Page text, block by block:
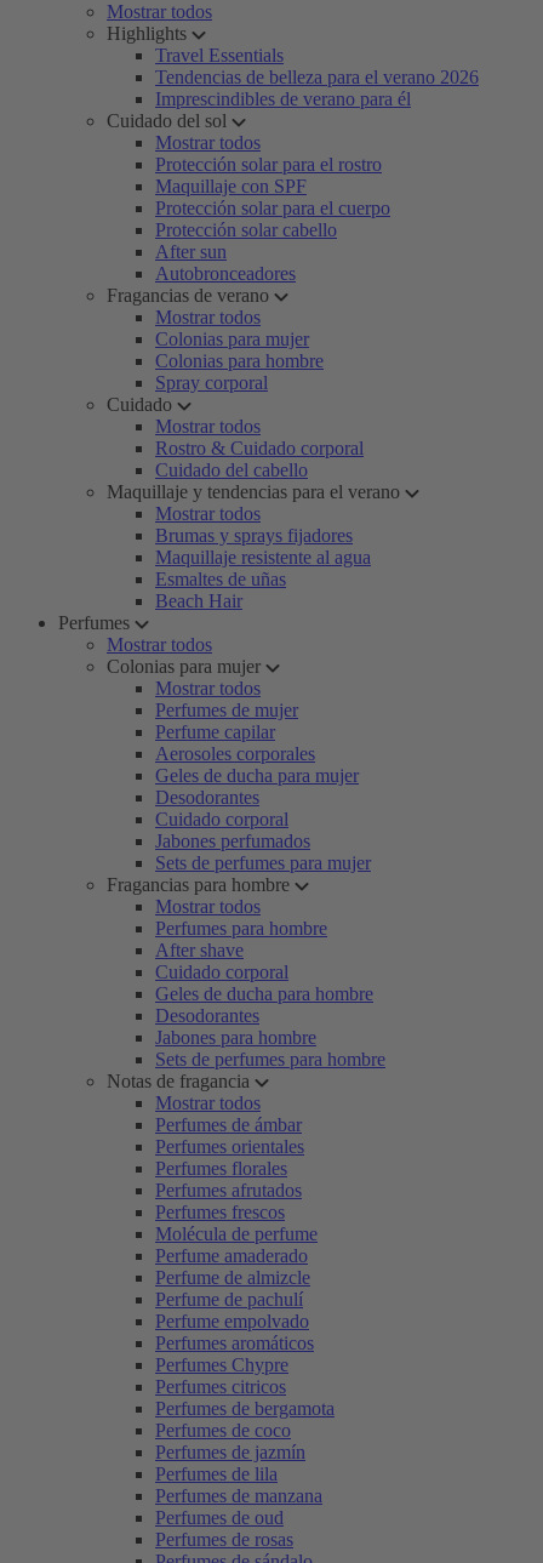
Mostrar todos
Highlights
Travel Essentials
Tendencias de belleza para el verano 2026
Imprescindibles de verano para él
Cuidado del sol
Mostrar todos
Protección solar para el rostro
Maquillaje con SPF
Protección solar para el cuerpo
Protección solar cabello
After sun
Autobronceadores
Fragancias de verano
Mostrar todos
Colonias para mujer
Colonias para hombre
Spray corporal
Cuidado
Mostrar todos
Rostro & Cuidado corporal
Cuidado del cabello
Maquillaje y tendencias para el verano
Mostrar todos
Brumas y sprays fijadores
Maquillaje resistente al agua
Esmaltes de uñas
Beach Hair
Perfumes
Mostrar todos
Colonias para mujer
Mostrar todos
Perfumes de mujer
Perfume capilar
Aerosoles corporales
Geles de ducha para mujer
Desodorantes
Cuidado corporal
Jabones perfumados
Sets de perfumes para mujer
Fragancias para hombre
Mostrar todos
Perfumes para hombre
After shave
Cuidado corporal
Geles de ducha para hombre
Desodorantes
Jabones para hombre
Sets de perfumes para hombre
Notas de fragancia
Mostrar todos
Perfumes de ámbar
Perfumes orientales
Perfumes florales
Perfumes afrutados
Perfumes frescos
Molécula de perfume
Perfume amaderado
Perfume de almizcle
Perfume de pachulí
Perfume empolvado
Perfumes aromáticos
Perfumes Chypre
Perfumes citricos
Perfumes de bergamota
Perfumes de coco
Perfumes de jazmín
Perfumes de lila
Perfumes de manzana
Perfumes de oud
Perfumes de rosas